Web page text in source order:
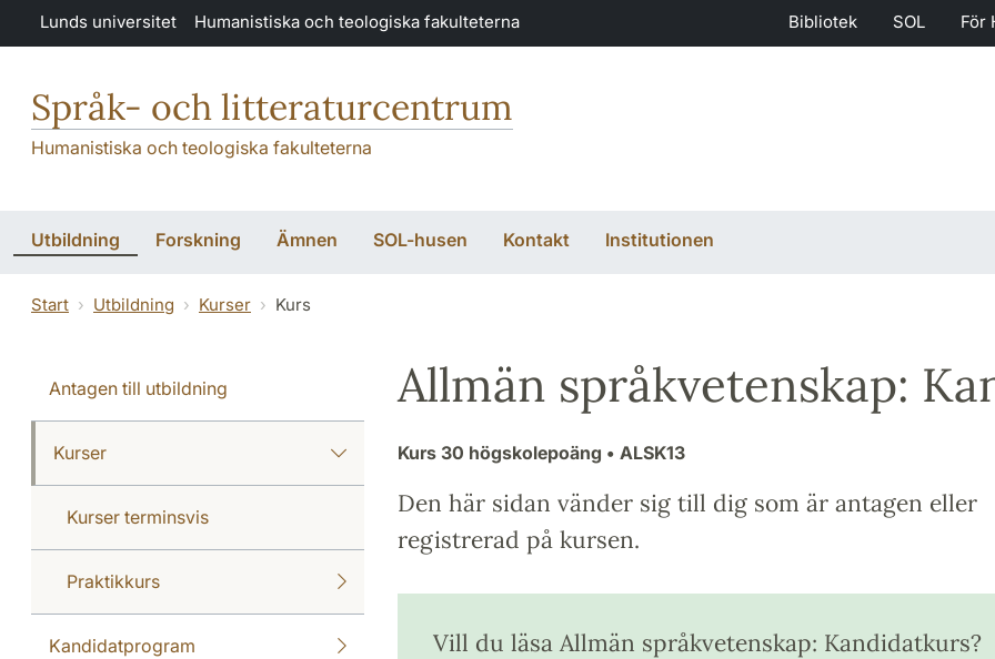
Hoppa till huvudinnehåll
Lunds universitet Humanistiska och teologiska fakulteterna Bibliotek SOL För
Språk- och litteraturcentrum
Humanistiska och teologiska fakulteterna
Utbildning Forskning Ämnen SOL-husen Kontakt Institutionen
Start Utbildning Kurser Kurs
Antagen till utbildning
Kurser
Kurser terminsvis
Praktikkurs
Kandidatprogram
Allmän språkvetenskap:
Kurs 30 högskolepoäng • ALSK13
Den här sidan vänder sig till dig som är antagen eller
registrerad på kursen.
Vill du läsa Allmän språkvetenskap: Kandidatkurs?